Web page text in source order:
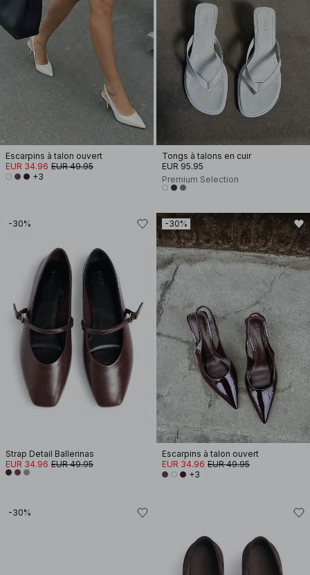
Escarpins à talon ouvert
EUR 34.96 EUR 49.95
+3
Tongs à talons en cuir
EUR 95.95
Premium Selection
-30%
Strap Detail Ballerinas
EUR 34.96 EUR 49.95
-30%
Escarpins à talon ouvert
EUR 34.96 EUR 49.95
+3
-30%